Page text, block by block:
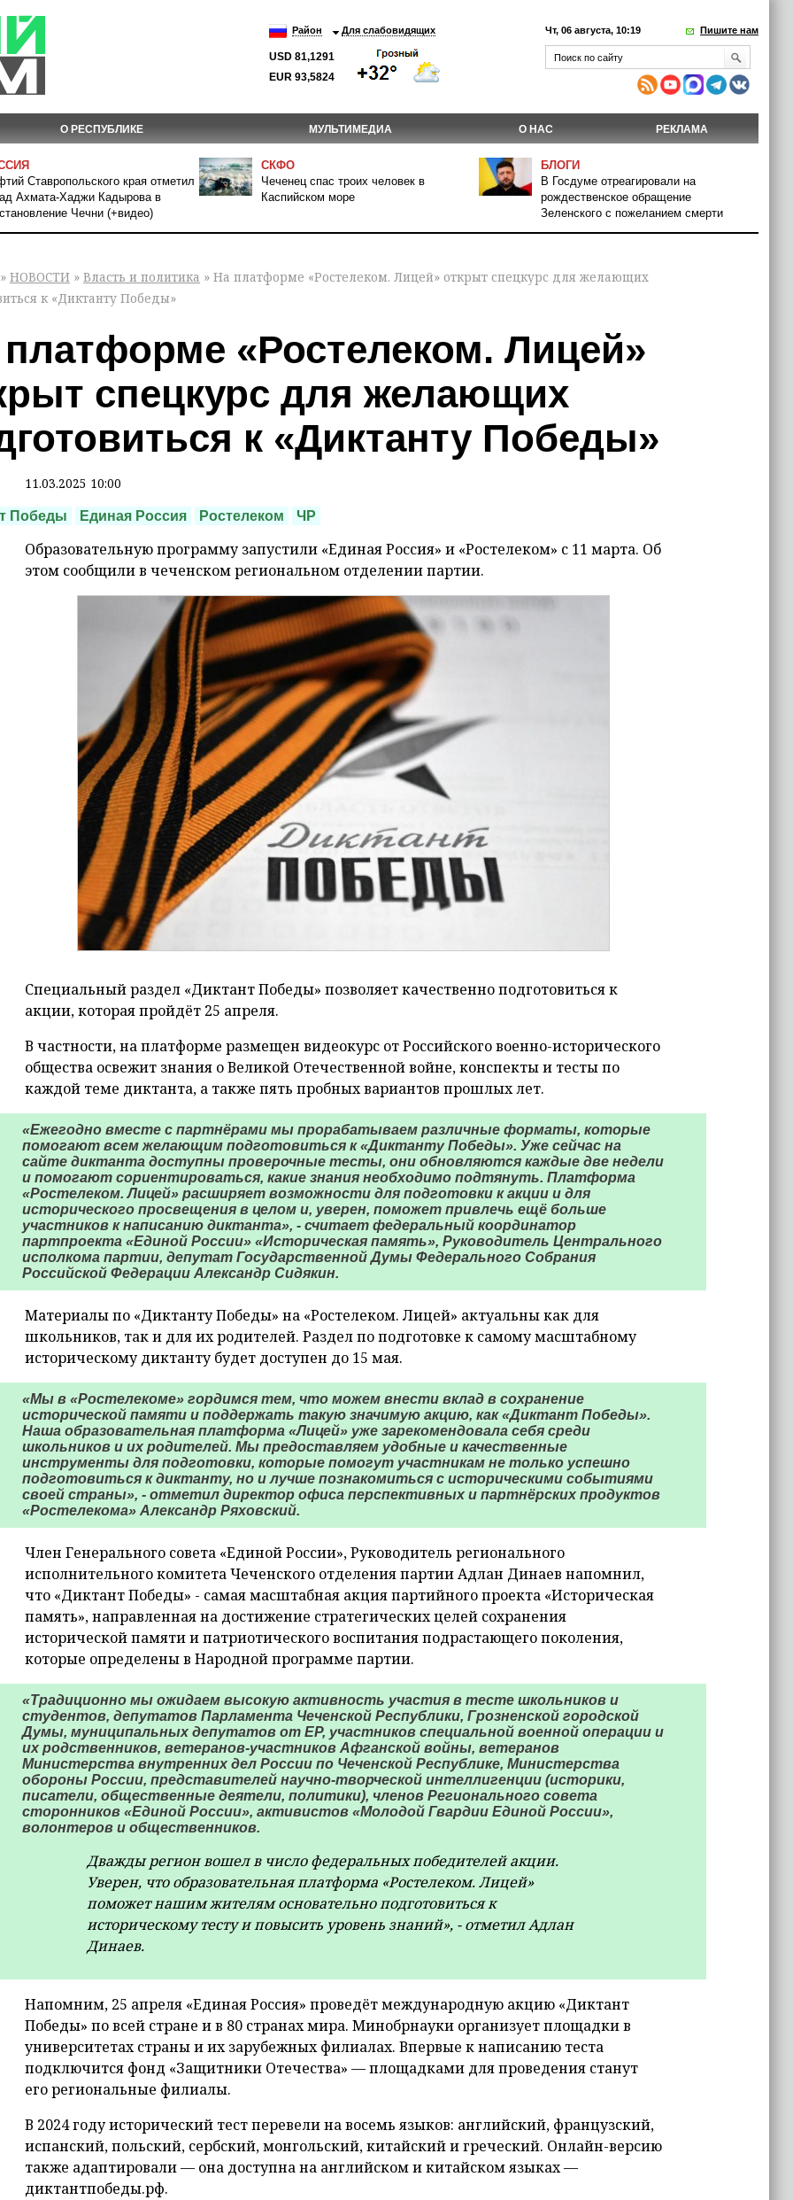
Район Для слабовидящих
USD 81,1291
EUR 93,5824
Чт, 06 августа, 10:19 Пишите нам
О РЕСПУБЛИКЕ МУЛЬТИМЕДИА О НАС РЕКЛАМА
Ставропольского края отметил
Ахмата-Хаджи Кадырова в
Чечни (+видео)
СКФО
Чеченец спас троих человек в
Каспийском море
БЛОГИ
В Госдуме отреагировали на
рождественское обращение
Зеленского с пожеланием смерти
» НОВОСТИ » Власть и политика » На платформе «Ростелеком. Лицей» открыт спецкурс для желающих
к «Диктанту Победы»
«Ростелеком. Лицей»
спецкурс для желающих
к «Диктанту Победы»
11.03.2025 10:00
Победы Единая Россия Ростелеком ЧР
Образовательную программу запустили «Единая Россия» и «Ростелеком» с 11 марта. Об
этом сообщили в чеченском региональном отделении партии.
Специальный раздел «Диктант Победы» позволяет качественно подготовиться к
акции, которая пройдёт 25 апреля.
В частности, на платформе размещен видеокурс от Российского военно-исторического
общества освежит знания о Великой Отечественной войне, конспекты и тесты по
каждой теме диктанта, а также пять пробных вариантов прошлых лет.
«Ежегодно вместе с партнёрами мы прорабатываем различные форматы, которые
помогают всем желающим подготовиться к «Диктанту Победы». Уже сейчас на
сайте диктанта доступны проверочные тесты, они обновляются каждые две недели
и помогают сориентироваться, какие знания необходимо подтянуть. Платформа
«Ростелеком. Лицей» расширяет возможности для подготовки к акции и для
исторического просвещения в целом и, уверен, поможет привлечь ещё больше
участников к написанию диктанта», - считает федеральный координатор
партпроекта «Единой России» «Историческая память», Руководитель Центрального
исполкома партии, депутат Государственной Думы Федерального Собрания
Российской Федерации Александр Сидякин.
Материалы по «Диктанту Победы» на «Ростелеком. Лицей» актуальны как для
школьников, так и для их родителей. Раздел по подготовке к самому масштабному
историческому диктанту будет доступен до 15 мая.
«Мы в «Ростелекоме» гордимся тем, что можем внести вклад в сохранение
исторической памяти и поддержать такую значимую акцию, как «Диктант Победы».
Наша образовательная платформа «Лицей» уже зарекомендовала себя среди
школьников и их родителей. Мы предоставляем удобные и качественные
инструменты для подготовки, которые помогут участникам не только успешно
подготовиться к диктанту, но и лучше познакомиться с историческими событиями
своей страны», - отметил директор офиса перспективных и партнёрских продуктов
«Ростелекома» Александр Ряховский.
Член Генерального совета «Единой России», Руководитель регионального
исполнительного комитета Чеченского отделения партии Адлан Динаев напомнил,
что «Диктант Победы» - самая масштабная акция партийного проекта «Историческая
память», направленная на достижение стратегических целей сохранения
исторической памяти и патриотического воспитания подрастающего поколения,
которые определены в Народной программе партии.
«Традиционно мы ожидаем высокую активность участия в тесте школьников и
студентов, депутатов Парламента Чеченской Республики, Грозненской городской
Думы, муниципальных депутатов от ЕР, участников специальной военной операции и
их родственников, ветеранов-участников Афганской войны, ветеранов
Министерства внутренних дел России по Чеченской Республике, Министерства
обороны России, представителей научно-творческой интеллигенции (историки,
писатели, общественные деятели, политики), членов Регионального совета
сторонников «Единой России», активистов «Молодой Гвардии Единой России»,
волонтеров и общественников.
Дважды регион вошел в число федеральных победителей акции.
Уверен, что образовательная платформа «Ростелеком. Лицей»
поможет нашим жителям основательно подготовиться к
историческому тесту и повысить уровень знаний», - отметил Адлан
Динаев.
Напомним, 25 апреля «Единая Россия» проведёт международную акцию «Диктант
Победы» по всей стране и в 80 странах мира. Минобрнауки организует площадки в
университетах страны и их зарубежных филиалах. Впервые к написанию теста
подключится фонд «Защитники Отечества» — площадками для проведения станут
его региональные филиалы.
В 2024 году исторический тест перевели на восемь языков: английский, французский,
испанский, польский, сербский, монгольский, китайский и греческий. Онлайн-версию
также адаптировали — она доступна на английском и китайском языках —
диктантпобеды.рф.